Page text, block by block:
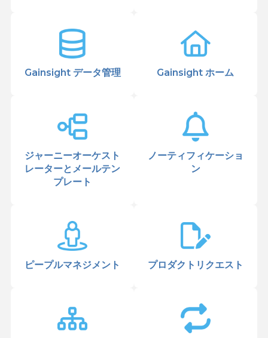
Gainsight データ管理 Gainsight ホーム
ジャーニーオーケスト
レーターとメールテン
プレート
ノーティフィケーショ
ン
ピープルマネジメント プロダクトリクエスト